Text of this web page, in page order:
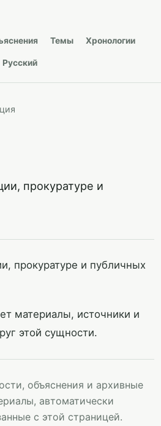
Темы Хронологии
Русский
прокуратуре и
прокуратуре и публичных
материалы, источники и
этой сущности.
объяснения и архивные
автоматически
с этой страницей.